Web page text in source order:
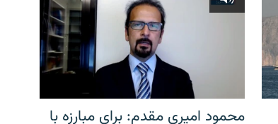
محمود امیری مقدم: برای مبارزه با